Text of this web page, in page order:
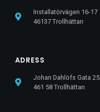
ADRESS
Johan Dahlöfs Gata 25
461 58 Trollhättan
Installatörvägen 16-17
46137 Trollhättan